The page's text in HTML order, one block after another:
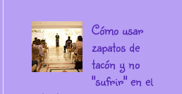
Cómo usar
zapatos de
tacón y no
"sufrir" en el